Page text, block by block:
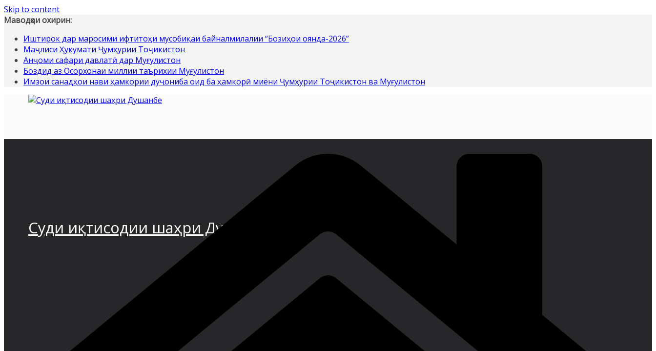
Skip to content
Маводҳои охирин:
Иштирок дар маросими ифтитоҳи мусобиқаи байналмилалии “Бозиҳои оянда-2026”
Маҷлиси Ҳукумати Ҷумҳурии Тоҷикистон
Анҷоми сафари давлатӣ дар Муғулистон
Боздид аз Осорхонаи миллии таърихии Муғулистон
Имзои санадҳои нави ҳамкории дуҷониба оид ба ҳамкорӣ миёни Ҷумҳурии Тоҷикистон ва Муғулистон
Суди иқтисодии шаҳри Душанбе